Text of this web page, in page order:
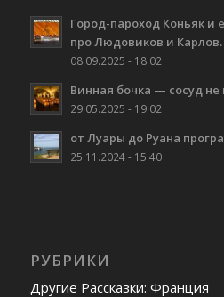
Город-пароход Коньяк и
про Людовиков и Карлов.
08.09.2025 - 18:02
Винная бочка — сосуд не
29.05.2025 - 19:02
от Луары до Руана
25.11.2024 - 15:40
РУБРИКИ
Другие Рассказки: Франция